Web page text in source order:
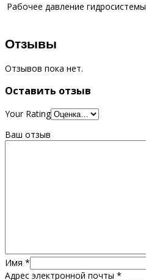
Рабочее давление гидросистемы
Отзывы
Отзывов пока нет.
Оставить отзыв
Your Rating
Ваш отзыв
Имя *
Адрес электронной почты *